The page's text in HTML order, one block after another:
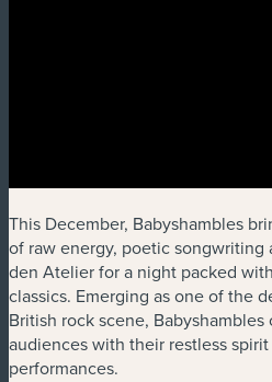
This December, Babyshambles
of raw energy, poetic
den Atelier for a night packed
classics. Emerging as one of the
British rock scene,
audiences with their restless
performances.